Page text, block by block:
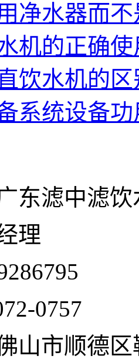
净水器而
机的正确
饮水机的
系统设备
东滤中滤
理
0757
山市顺德